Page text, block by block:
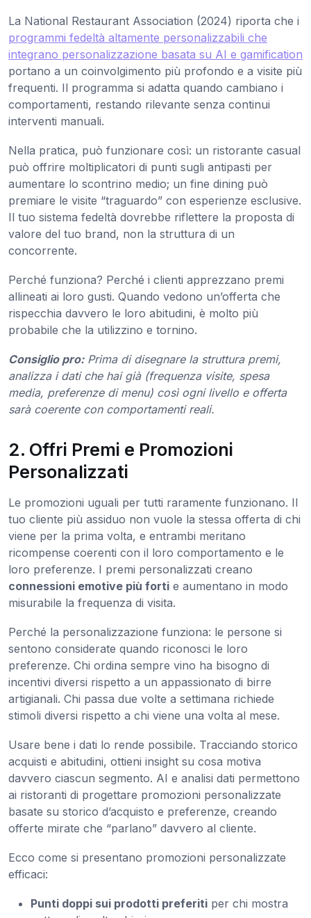
La National Restaurant Association (2024) riporta che i
programmi fedeltà altamente personalizzabili che
integrano personalizzazione basata su AI e gamification
portano a un coinvolgimento più profondo e a visite più
frequenti. Il programma si adatta quando cambiano i
comportamenti, restando rilevante senza continui
interventi manuali.
Nella pratica, può funzionare così: un ristorante casual
può offrire moltiplicatori di punti sugli antipasti per
aumentare lo scontrino medio; un fine dining può
premiare le visite “traguardo” con esperienze esclusive.
Il tuo sistema fedeltà dovrebbe riflettere la proposta di
valore del tuo brand, non la struttura di un
concorrente.
Perché funziona? Perché i clienti apprezzano premi
allineati ai loro gusti. Quando vedono un’offerta che
rispecchia davvero le loro abitudini, è molto più
probabile che la utilizzino e tornino.
Consiglio pro: Prima di disegnare la struttura premi,
analizza i dati che hai già (frequenza visite, spesa
media, preferenze di menu) così ogni livello e offerta
sarà coerente con comportamenti reali.
2. Offri Premi e Promozioni
Personalizzati
Le promozioni uguali per tutti raramente funzionano. Il
tuo cliente più assiduo non vuole la stessa offerta di chi
viene per la prima volta, e entrambi meritano
ricompense coerenti con il loro comportamento e le
loro preferenze. I premi personalizzati creano
connessioni emotive più forti e aumentano in modo
misurabile la frequenza di visita.
Perché la personalizzazione funziona: le persone si
sentono considerate quando riconosci le loro
preferenze. Chi ordina sempre vino ha bisogno di
incentivi diversi rispetto a un appassionato di birre
artigianali. Chi passa due volte a settimana richiede
stimoli diversi rispetto a chi viene una volta al mese.
Usare bene i dati lo rende possibile. Tracciando storico
acquisti e abitudini, ottieni insight su cosa motiva
davvero ciascun segmento. AI e analisi dati permettono
ai ristoranti di progettare promozioni personalizzate
basate su storico d’acquisto e preferenze, creando
offerte mirate che “parlano” davvero al cliente.
Ecco come si presentano promozioni personalizzate
efficaci:
Punti doppi sui prodotti preferiti per chi mostra